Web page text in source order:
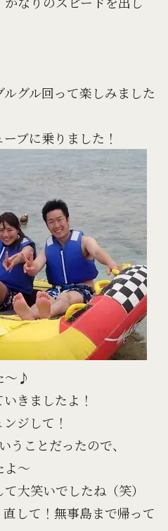
グル回って楽しみました
ブに乗りました！
～♪
きましたよ！
ジして！
うことだったので、
よ～
大笑いでしたね（笑）
して！無事島まで帰って